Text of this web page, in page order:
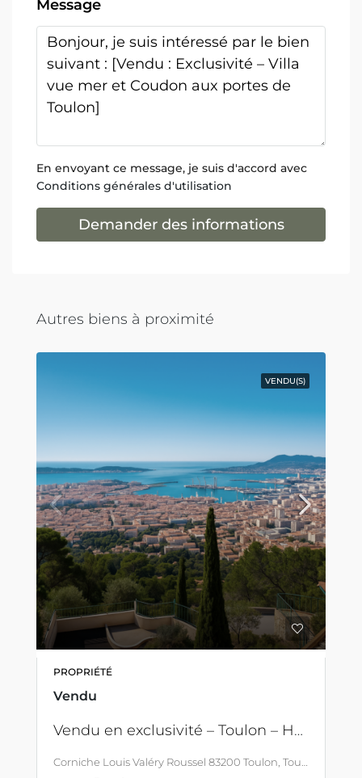
Message
En envoyant ce message, je suis d'accord avec
Conditions générales d'utilisation
Demander des informations
Autres biens à proximité
VENDU(S)
PROPRIÉTÉ
Vendu
Vendu en exclusivité – Toulon – Hauteurs du Faron – Piscine – Villa à rénover, vue mer exceptionnelle
Corniche Louis Valéry Roussel 83200 Toulon, Toulon, LITTORAL & CORSE